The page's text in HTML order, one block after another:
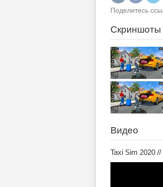
Поделитесь
Скриншоты
Видео
Taxi Sim 2020